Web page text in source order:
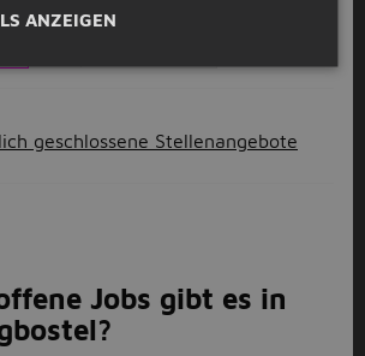
geschlossene Stellenangebote
Jobs gibt es in
ANZEIGEN